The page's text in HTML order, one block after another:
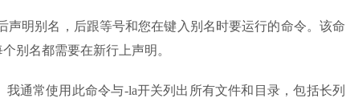
声明别名，后跟等号和您在键入别名时要运行的命令。该命
别名都需要在新行上声明。
通常使用此命令与-la开关列出所有文件和目录，包括长列